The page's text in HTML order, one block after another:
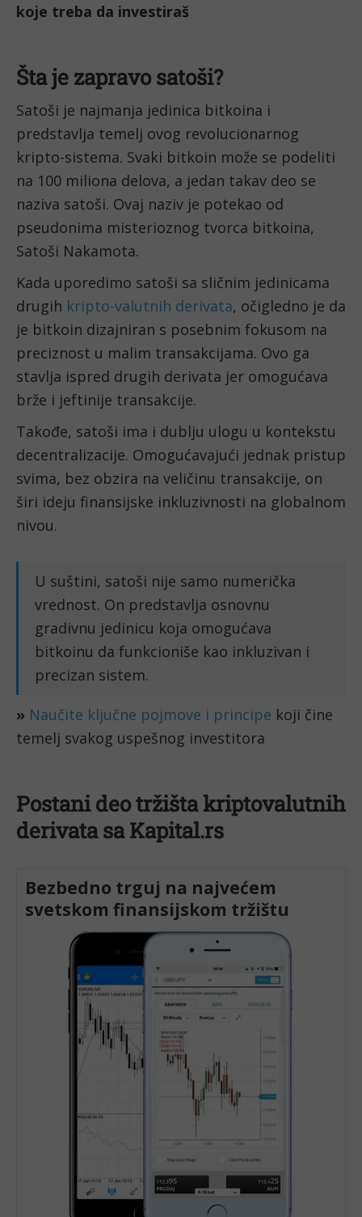
koje treba da investiraš
Šta je zapravo satoši?
Satoši je najmanja jedinica bitkoina i
predstavlja temelj ovog revolucionarnog
kripto-sistema. Svaki bitkoin može se podeliti
na 100 miliona delova, a jedan takav deo se
naziva satoši. Ovaj naziv je potekao od
pseudonima misterioznog tvorca bitkoina,
Satoši Nakamota.
Kada uporedimo satoši sa sličnim jedinicama
drugih kripto-valutnih derivata, očigledno je da
je bitkoin dizajniran s posebnim fokusom na
preciznost u malim transakcijama. Ovo ga
stavlja ispred drugih derivata jer omogućava
brže i jeftinije transakcije.
Takođe, satoši ima i dublju ulogu u kontekstu
decentralizacije. Omogućavajući jednak pristup
svima, bez obzira na veličinu transakcije, on
širi ideju finansijske inkluzivnosti na globalnom
nivou.
U suštini, satoši nije samo numerička
vrednost. On predstavlja osnovnu
gradivnu jedinicu koja omogućava
bitkoinu da funkcioniše kao inkluzivan i
precizan sistem.
» Naučite ključne pojmove i principe koji čine
temelj svakog uspešnog investitora
Postani deo tržišta kriptovalutnih
derivata sa Kapital.rs